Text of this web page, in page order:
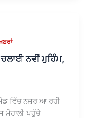
ਨਵੀਂ ਮੁਹਿੰਮ,
ਵਿੱਚ ਨਜ਼ਰ ਆ ਰਹੀ
ਮੋਹਾਲੀ ਪਹੁੰਚੇ